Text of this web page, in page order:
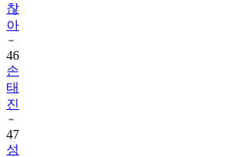
찮
아
46
손
태
진
47
성